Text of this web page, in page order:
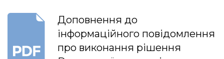
Доповнення до
інформаційного повідомлення
про виконання рішення